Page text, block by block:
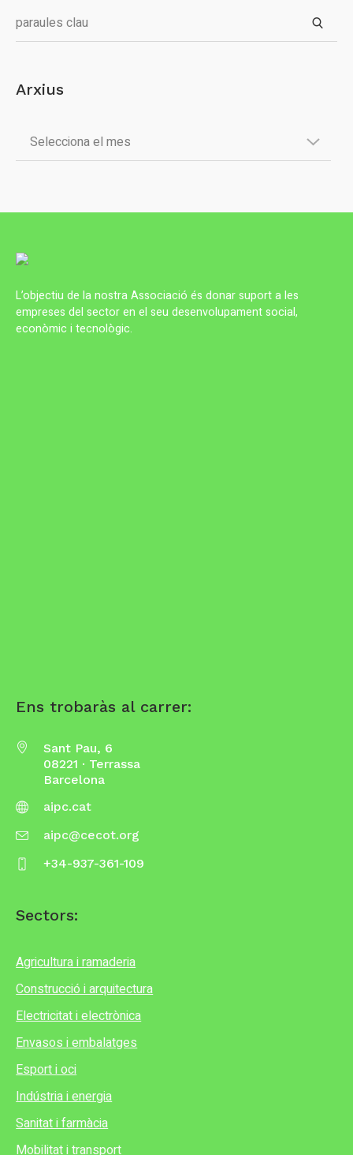
Arxius
L’objectiu de la nostra Associació és donar suport a les
empreses del sector en el seu desenvolupament social,
econòmic i tecnològic.
Ens trobaràs al carrer:
Sant Pau, 6
08221 · Terrassa
Barcelona
aipc.cat
aipc@cecot.org
+34-937-361-109
Sectors:
Agricultura i ramaderia
Construcció i arquitectura
Electricitat i electrònica
Envasos i embalatges
Esport i oci
Indústria i energia
Sanitat i farmàcia
Mobilitat i transport